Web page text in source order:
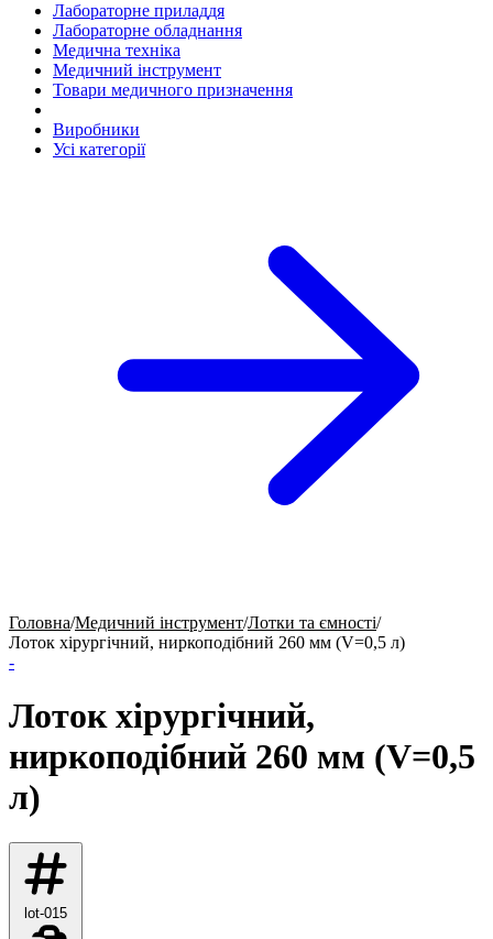
Лабораторне приладдя
Лабораторне обладнання
Медична техніка
Медичний інструмент
Товари медичного призначення
Виробники
Усі категорії
Головна/Медичний інструмент/Лотки та ємності/
Лоток хірургічний, ниркоподібний 260 мм (V=0,5 л)
-
Лоток хірургічний,
ниркоподібний 260 мм (V=0,5
л)
lot-015